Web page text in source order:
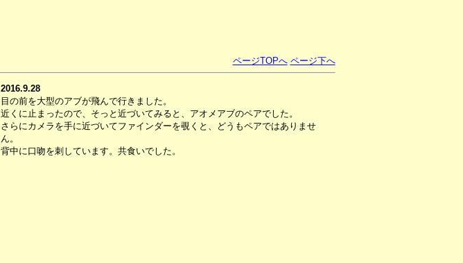
ページTOPへ ページ下へ
2016.9.28
目の前を大型のアブが飛んで行きました。
近くに止まったので、そっと近づいてみると、アオメアブのペアでした。
さらにカメラを手に近づいてファインダーを覗くと、どうもペアではありませ
ん。
背中に口吻を刺しています。共食いでした。